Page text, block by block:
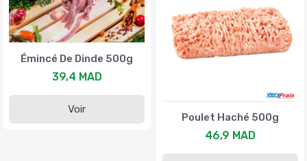
Émincé De Dinde 500g
39,4 MAD
Voir
Poulet Haché 500g
46,9 MAD